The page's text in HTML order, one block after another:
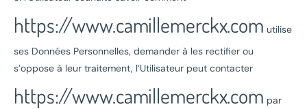
https://www.camillemerckx.com utilise
ses Données Personnelles, demander à les rectifier ou
s’oppose à leur traitement, l’Utilisateur peut contacter
https://www.camillemerckx.com par